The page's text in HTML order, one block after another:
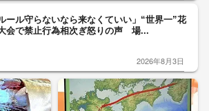
ルール守らないなら来なくていい」“世界一”花
会で禁止行為相次ぎ怒りの声 場...
2026年8月3日